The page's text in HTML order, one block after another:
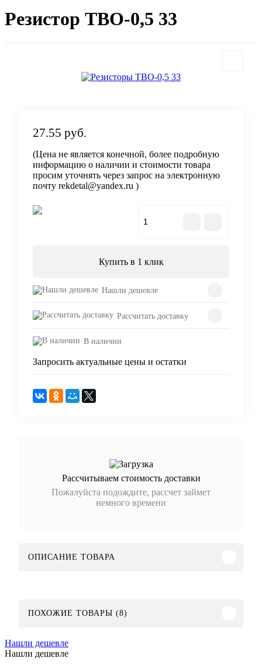
Резистор ТВО-0,5 33
27.55 руб.
(Цена не является конечной, более подробную
информацию о наличии и стоимости товара
просим уточнять через запрос на электронную
почту rekdetal@yandex.ru )
Купить в 1 клик
Нашли дешевле
Рассчитать доставку
В наличии
Запросить актуальные цены и остатки
Рассчитываем стоимость доставки
Пожалуйста подождите, рассчет займет
немного времени
ОПИСАНИЕ ТОВАРА
ПОХОЖИЕ ТОВАРЫ (8)
Нашли дешевле
Нашли дешевле